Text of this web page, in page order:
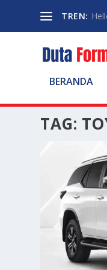
TREN:
BERANDA
TAG: